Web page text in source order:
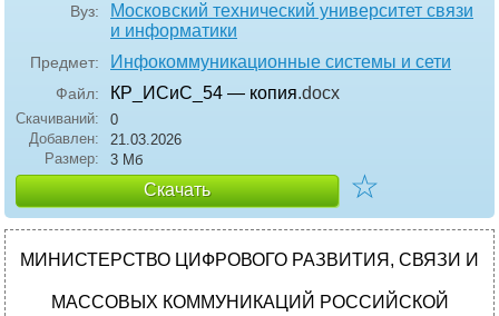
Вуз:
Московский технический университет связи
и информатики
Предмет: Инфокоммуникационные системы и сети
Файл: КР_ИСиС_54 — копия.docx
Скачиваний:
0
Добавлен:
21.03.2026
Размер:
3 Мб
Скачать ☆
МИНИСТЕРСТВО ЦИФРОВОГО РАЗВИТИЯ, СВЯЗИ И
МАССОВЫХ КОММУНИКАЦИЙ РОССИЙСКОЙ